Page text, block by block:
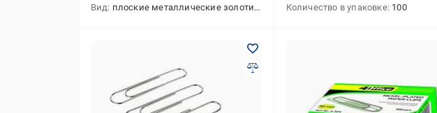
Вид плоские металлические золотистые
Количество в упаковке 100